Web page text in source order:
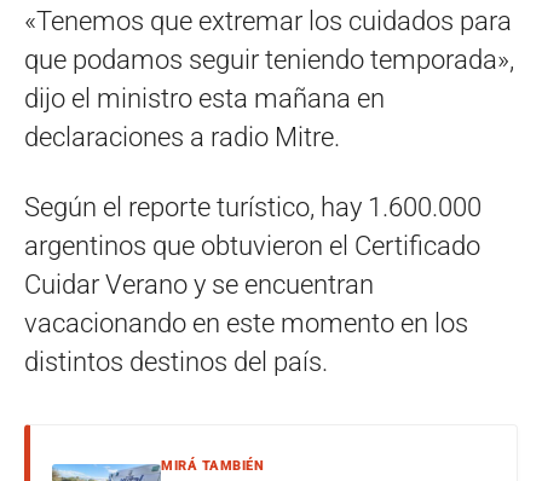
«Tenemos que extremar los cuidados para
que podamos seguir teniendo temporada»,
dijo el ministro esta mañana en
declaraciones a radio Mitre.
Según el reporte turístico, hay 1.600.000
argentinos que obtuvieron el Certificado
Cuidar Verano y se encuentran
vacacionando en este momento en los
distintos destinos del país.
MIRÁ TAMBIÉN